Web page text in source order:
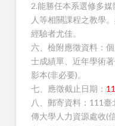
2.能勝任本系選修多
人等相關課程之教學
經驗者尤佳。
六、檢附應徵資料：
士成績單、近年學術
影本(非必要)。
七、應徵截止日期：
八、郵寄資料：111
傳大學人力資源處收(